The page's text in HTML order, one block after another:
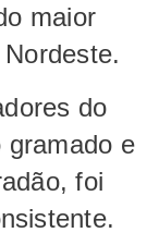
maior
do
gramado e
foi